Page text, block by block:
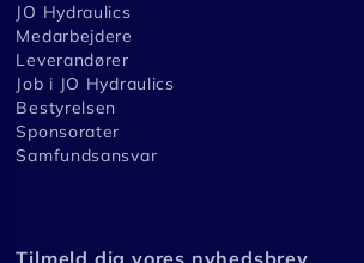
JO Hydraulics
Medarbejdere
Leverandører
Job i JO Hydraulics
Bestyrelsen
Sponsorater
Samfundsansvar